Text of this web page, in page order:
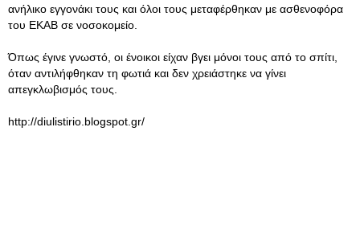
ανήλικο εγγονάκι τους και όλοι τους μεταφέρθηκαν με ασθενοφόρα
του ΕΚΑΒ σε νοσοκομείο.
Όπως έγινε γνωστό, οι ένοικοι είχαν βγει μόνοι τους από το σπίτι,
όταν αντιλήφθηκαν τη φωτιά και δεν χρειάστηκε να γίνει
απεγκλωβισμός τους.
http://diulistirio.blogspot.gr/